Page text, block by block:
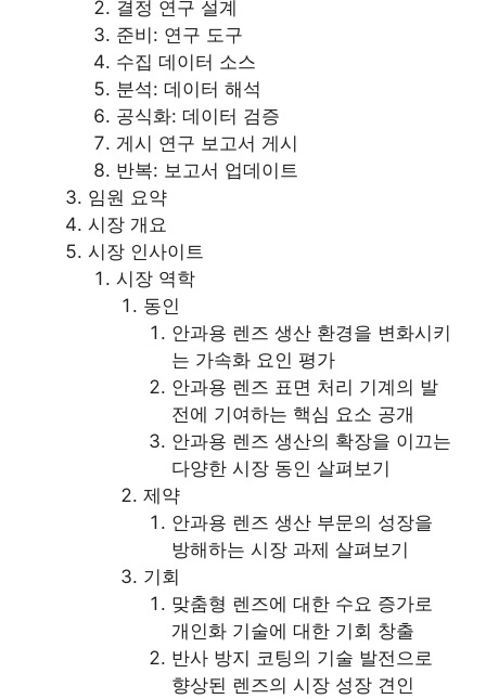
결정 연구 설계
준비: 연구 도구
수집 데이터 소스
분석: 데이터 해석
공식화: 데이터 검증
게시 연구 보고서 게시
반복: 보고서 업데이트
임원 요약
시장 개요
시장 인사이트
시장 역학
동인
안과용 렌즈 생산 환경을 변화시키
는 가속화 요인 평가
안과용 렌즈 표면 처리 기계의 발
전에 기여하는 핵심 요소 공개
안과용 렌즈 생산의 확장을 이끄는
다양한 시장 동인 살펴보기
제약
안과용 렌즈 생산 부문의 성장을
방해하는 시장 과제 살펴보기
기회
맞춤형 렌즈에 대한 수요 증가로
개인화 기술에 대한 기회 창출
반사 방지 코팅의 기술 발전으로
향상된 렌즈의 시장 성장 견인